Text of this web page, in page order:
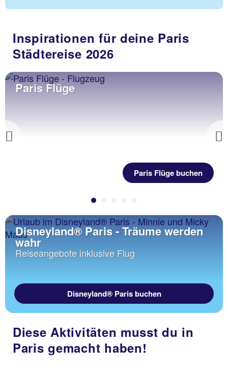
Inspirationen für deine Paris
Städtereise 2026
Previous
Paris Flüge
Paris Flüge buchen
Disneyland® Paris - Träume werden
wahr
Reiseangebote inklusive Flug
Disneyland® Paris buchen
Diese Aktivitäten musst du in
Paris gemacht haben!